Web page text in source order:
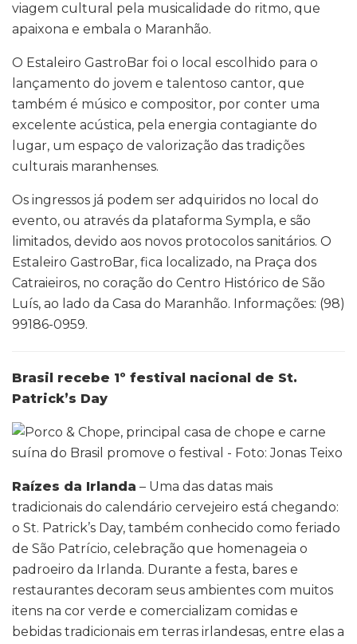
viagem cultural pela musicalidade do ritmo, que
apaixona e embala o Maranhão.
O Estaleiro GastroBar foi o local escolhido para o
lançamento do jovem e talentoso cantor, que
também é músico e compositor, por conter uma
excelente acústica, pela energia contagiante do
lugar, um espaço de valorização das tradições
culturais maranhenses.
Os ingressos já podem ser adquiridos no local do
evento, ou através da plataforma Sympla, e são
limitados, devido aos novos protocolos sanitários. O
Estaleiro GastroBar, fica localizado, na Praça dos
Catraieiros, no coração do Centro Histórico de São
Luís, ao lado da Casa do Maranhão. Informações: (98)
99186-0959.
Brasil recebe 1º festival nacional de St.
Patrick’s Day
Raízes da Irlanda – Uma das datas mais
tradicionais do calendário cervejeiro está chegando:
o St. Patrick’s Day, também conhecido como feriado
de São Patrício, celebração que homenageia o
padroeiro da Irlanda. Durante a festa, bares e
restaurantes decoram seus ambientes com muitos
itens na cor verde e comercializam comidas e
bebidas tradicionais em terras irlandesas, entre elas a